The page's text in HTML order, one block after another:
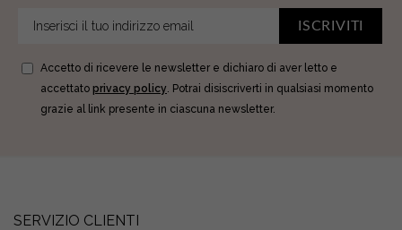
ISCRIVITI
Accetto di ricevere le newsletter e dichiaro di aver letto e
accettato privacy policy. Potrai disiscriverti in qualsiasi momento
grazie al link presente in ciascuna newsletter.
SERVIZIO CLIENTI